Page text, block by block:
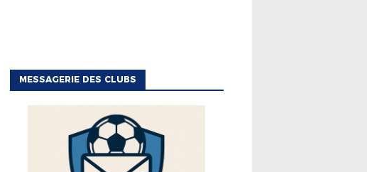
MESSAGERIE DES CLUBS